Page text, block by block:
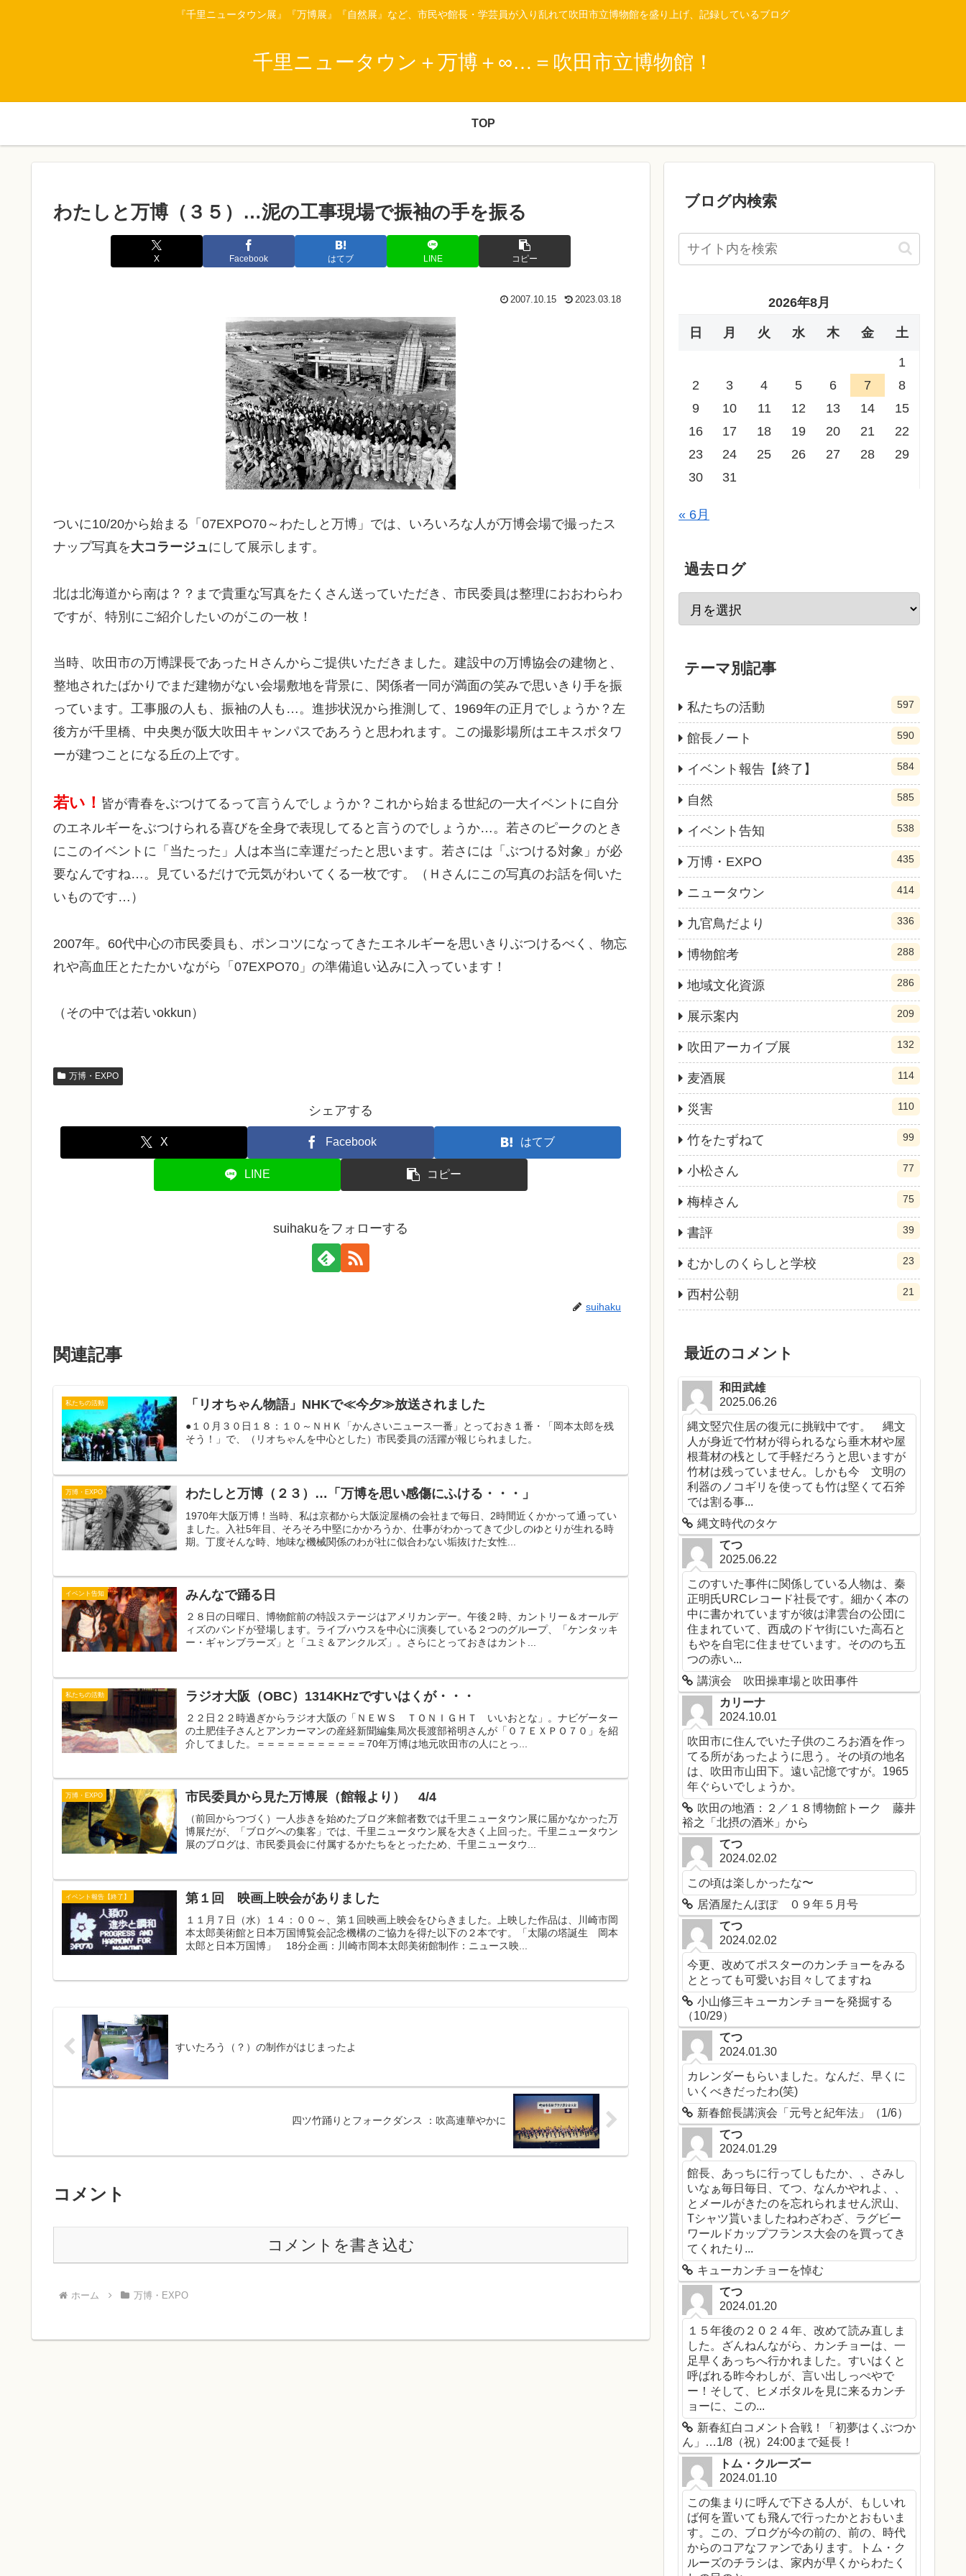
『千里ニュータウン展』『万博展』『自然展』など、市民や館長・学芸員が入り乱れて吹田市立博物館を盛り上げ、記録しているブログ
千里ニュータウン＋万博＋∞…＝吹田市立博物館！
TOP
わたしと万博（３５）…泥の工事現場で振袖の手を振る
X Facebook はてブ LINE コピー
2007.10.15 2023.03.18
ついに10/20から始まる「07EXPO70～わたしと万博」では、いろいろな人が万博会場で撮ったス
ナップ写真を大コラージュにして展示します。
北は北海道から南は？？まで貴重な写真をたくさん送っていただき、市民委員は整理におおわらわ
ですが、特別にご紹介したいのがこの一枚！
当時、吹田市の万博課長であったＨさんからご提供いただきました。建設中の万博協会の建物と、
整地されたばかりでまだ建物がない会場敷地を背景に、関係者一同が満面の笑みで思いきり手を振
っています。工事服の人も、振袖の人も…。進捗状況から推測して、1969年の正月でしょうか？左
後方が千里橋、中央奥が阪大吹田キャンパスであろうと思われます。この撮影場所はエキスポタワ
ーが建つことになる丘の上です。
若い！ 皆が青春をぶつけてるって言うんでしょうか？これから始まる世紀の一大イベントに自分
のエネルギーをぶつけられる喜びを全身で表現してると言うのでしょうか…。若さのピークのとき
にこのイベントに「当たった」人は本当に幸運だったと思います。若さには「ぶつける対象」が必
要なんですね…。見ているだけで元気がわいてくる一枚です。（Ｈさんにこの写真のお話を伺いた
いものです…）
2007年。60代中心の市民委員も、ポンコツになってきたエネルギーを思いきりぶつけるべく、物忘
れや高血圧とたたかいながら「07EXPO70」の準備追い込みに入っています！
（その中では若いokkun）
万博・EXPO
シェアする
X Facebook はてブ
LINE コピー
suihakuをフォローする
suihaku
関連記事
私たちの活動 「リオちゃん物語」NHKで≪今夕≫放送されました
●１０月３０日１８：１０～ＮＨＫ「かんさいニュース一番」とっておき１番・「岡本太郎を残
そう！」で、（リオちゃんを中心とした）市民委員の活躍が報じられました。
万博・EXPO わたしと万博（２３）…「万博を思い感傷にふける・・・」
1970年大阪万博！当時、私は京都から大阪淀屋橋の会社まで毎日、2時間近くかかって通ってい
ました。入社5年目、そろそろ中堅にかかろうか、仕事がわかってきて少しのゆとりが生れる時
期。丁度そんな時、地味な機械関係のわが社に似合わない垢抜けた女性...
イベント告知 みんなで踊る日
２８日の日曜日、博物館前の特設ステージはアメリカンデー。午後２時、カントリー＆オールデ
ィズのバンドが登場します。ライブハウスを中心に演奏している２つのグループ、「ケンタッキ
ー・ギャンブラーズ」と「ユミ＆アンクルズ」。さらにとっておきはカント...
私たちの活動 ラジオ大阪（OBC）1314KHzですいはくが・・・
２２日２２時過ぎからラジオ大阪の「ＮＥＷＳ ＴＯＮＩＧＨＴ いいおとな」。ナビゲーター
の土肥佳子さんとアンカーマンの産経新聞編集局次長渡部裕明さんが「０７ＥＸＰＯ７０」を紹
介してました。＝＝＝＝＝＝＝＝＝＝＝70年万博は地元吹田市の人にとっ...
万博・EXPO 市民委員から見た万博展（館報より） 4/4
（前回からつづく）一人歩きを始めたブログ来館者数では千里ニュータウン展に届かなかった万
博展だが、「ブログへの集客」では、千里ニュータウン展を大きく上回った。千里ニュータウン
展のブログは、市民委員会に付属するかたちをとったため、千里ニュータウ...
イベント報告【終了】 第１回 映画上映会がありました
１１月７日（水）１４：００～、第１回映画上映会をひらきました。上映した作品は、川崎市岡
本太郎美術館と日本万国博覧会記念機構のご協力を得た以下の２本です。「太陽の塔誕生 岡本
太郎と日本万国博」 18分企画：川崎市岡本太郎美術館制作：ニュース映...
すいたろう（？）の制作がはじまったよ
四ツ竹踊りとフォークダンス ：吹高連華やかに
コメント
コメントを書き込む
ホーム 万博・EXPO
ブログ内検索
2026年8月
日 月 火 水 木 金 土
1
2
3 4 5 6 7
8
9
10 11 12 13 14
15
16
17 18 19 20 21
22
23
24 25 26 27 28
29
30
31
« 6月
過去ログ
テーマ別記事
私たちの活動 597
館長ノート 590
イベント報告【終了】 584
自然 585
イベント告知 538
万博・EXPO 435
ニュータウン 414
九官鳥だより 336
博物館考 288
地域文化資源 286
展示案内 209
吹田アーカイブ展 132
麦酒展 114
災害 110
竹をたずねて 99
小松さん 77
梅棹さん 75
書評 39
むかしのくらしと学校 23
西村公朝 21
最近のコメント
和田武雄
2025.06.26
縄文竪穴住居の復元に挑戦中です。 縄文
人が身近で竹材が得られるなら垂木材や屋
根葺材の桟として手軽だろうと思いますが
竹材は残っていません。しかも今 文明の
利器のノコギリを使っても竹は堅くて石斧
では割る事...
縄文時代のタケ
てつ
2025.06.22
このすいた事件に関係している人物は、秦
正明氏URCレコード社長です。細かく本の
中に書かれていますが彼は津雲台の公団に
住まれていて、西成のドヤ街にいた高石と
もやを自宅に住ませています。そののち五
つの赤い...
講演会 吹田操車場と吹田事件
カリーナ
2024.10.01
吹田市に住んでいた子供のころお酒を作っ
てる所があったように思う。その頃の地名
は、吹田市山田下。遠い記憶ですが。1965
年ぐらいでしょうか。
吹田の地酒：２／１８博物館トーク 藤井
裕之「北摂の酒米」から
てつ
2024.02.02
この頃は楽しかったな〜
居酒屋たんぽぽ ０９年５月号
てつ
2024.02.02
今更、改めてポスターのカンチョーをみる
ととっても可愛いお目々してますね
小山修三キューカンチョーを発掘する
（10/29）
てつ
2024.01.30
カレンダーもらいました。なんだ、早くに
いくべきだったわ(笑)
新春館長講演会「元号と紀年法」（1/6）
てつ
2024.01.29
館長、あっちに行ってしもたか、、さみし
いなぁ毎日毎日、てつ、なんかやれよ、、
とメールがきたのを忘れられません沢山、
Tシャツ貰いましたねわざわざ、ラグビー
ワールドカップフランス大会のを買ってき
てくれたり...
キューカンチョーを悼む
てつ
2024.01.20
１５年後の２０２４年、改めて読み直しま
した。ざんねんながら、カンチョーは、一
足早くあっちへ行かれました。すいはくと
呼ばれる昨今わしが、言い出しっぺやで
ー！そして、ヒメボタルを見に来るカンチ
ョーに、この...
新春紅白コメント合戦！「初夢はくぶつか
ん」…1/8（祝）24:00まで延長！
トム・クルーズー
2024.01.10
この集まりに呼んで下さる人が、もしいれ
ば何を置いても飛んで行ったかとおもいま
す。この、ブログが今の前の、前の、時代
からのコアなファンであります。トム・ク
ルーズのチラシは、家内が早くからわたく